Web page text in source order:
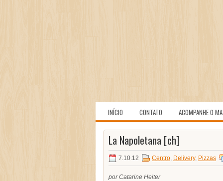
INÍCIO CONTATO ACOMPANHE O
La Napoletana [ch]
7.10.12 Centro, Delivery, Pizzas
por Catarine Heiter